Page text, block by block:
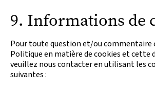
9. Informations de
Pour toute question et/ou commentaire
Politique en matière de cookies et cette
veuillez nous contacter en utilisant les
suivantes :